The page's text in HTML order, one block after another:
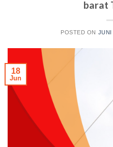
barat
POSTED ON JUNI
18
Jun